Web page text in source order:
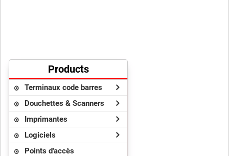
Products
Terminaux code barres
Douchettes & Scanners
Imprimantes
Logiciels
Points d'accès